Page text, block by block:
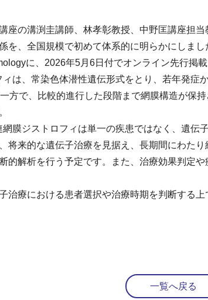
座の溝渕圭講師、林孝彰教授、中野匡講座担
を、全国規模で初めて体系的に明らかにしま
に、2026年5月6日付でオンライン先行掲載
は、常染色体潜性遺伝形式をとり、若年発症
方で、比較的進行した段階まで網膜構造が保
膜ジストロフィは単一の疾患ではなく、遺伝
将来的な遺伝子治療を見据え、長期間にわた
的解析を行う予定です。また、治療効果判定
療における患者選択や治療時期を判断する上
一覧へ戻る